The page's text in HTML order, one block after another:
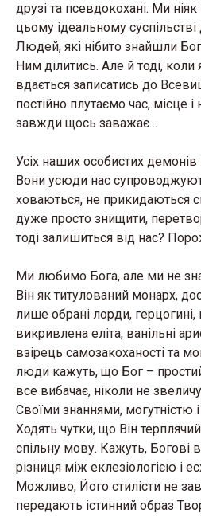
друзі та псевдокохані. Ми
цьому ідеальному
Людей, які нібито знайшли
Ним ділитись. Але й тоді,
вдається записатись до
постійно плутаємо час, місце
завжди щось заважає…
Усіх наших особистих
Вони усюди нас
ховаються, не прикидаються
дуже просто знищити,
тоді залишиться від нас?
Ми любимо Бога, але ми не
Він як титулований монарх,
лише обрані лорди, герцогині,
викривлена еліта, ванільні
взірець самозакоханості та
люди кажуть, що Бог –
все вибачає, ніколи не
Своїми знаннями, могутністю
Ходять чутки, що Він
спільну мову. Кажуть, Богові
різниця між еклезіологією і
Можливо, Його стилісти не
передають істинний образ